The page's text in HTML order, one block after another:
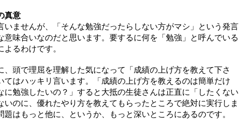
真意
ませんが、「そんな勉強だったらしない方がマシ」という発言
味合いなのだと思います。要するに何を「勉強」と呼んでいる
るわけです。
頭で理屈を理解した気になって「成績の上げ方を教えて下さ
はハッキリ言います。「成績の上げ方を教えるのは簡単だけ
に勉強したいの？」すると大抵の生徒さんは正直に「したくない
のに、優れたやり方を教えてもらったところで絶対に実行しま
はもっと他に、というか、もっと深いところにあるのです。